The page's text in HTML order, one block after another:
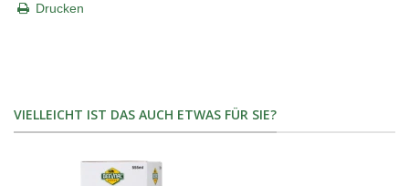
Drucken
VIELLEICHT IST DAS AUCH ETWAS FÜR SIE?